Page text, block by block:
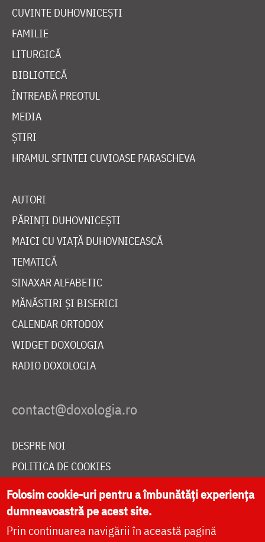
CUVINTE DUHOVNICEȘTI
FAMILIE
LITURGICĂ
BIBLIOTECĂ
ÎNTREABĂ PREOTUL
MEDIA
ȘTIRI
HRAMUL SFINTEI CUVIOASE PARASCHEVA
AUTORI
PĂRINȚI DUHOVNICEȘTI
MAICI CU VIAȚĂ DUHOVNICEASCĂ
TEMATICĂ
SINAXAR ALFABETIC
MĂNĂSTIRI ȘI BISERICI
CALENDAR ORTODOX
WIDGET DOXOLOGIA
RADIO DOXOLOGIA
DESPRE NOI
POLITICA DE COOKIES
DONEAZĂ ONLINE PENTRU CATEDRALA NAȚIONALĂ
LIVE
Folosim cookie-uri pentru a îmbunătăți experiența
dumneavoastră pe acest site.
Prin continuarea navigării în această pagină